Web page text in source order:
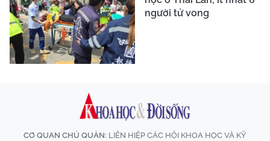
người tử vong
CƠ QUAN CHỦ QUẢN: LIÊN HIỆP CÁC HỘI KHOA HỌC VÀ KỸ